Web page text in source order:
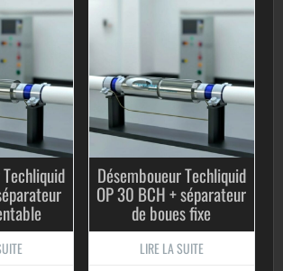
Désemboueur Techliquid
OP 30 BCH + séparateur
de boues fixe
LIRE LA SUITE